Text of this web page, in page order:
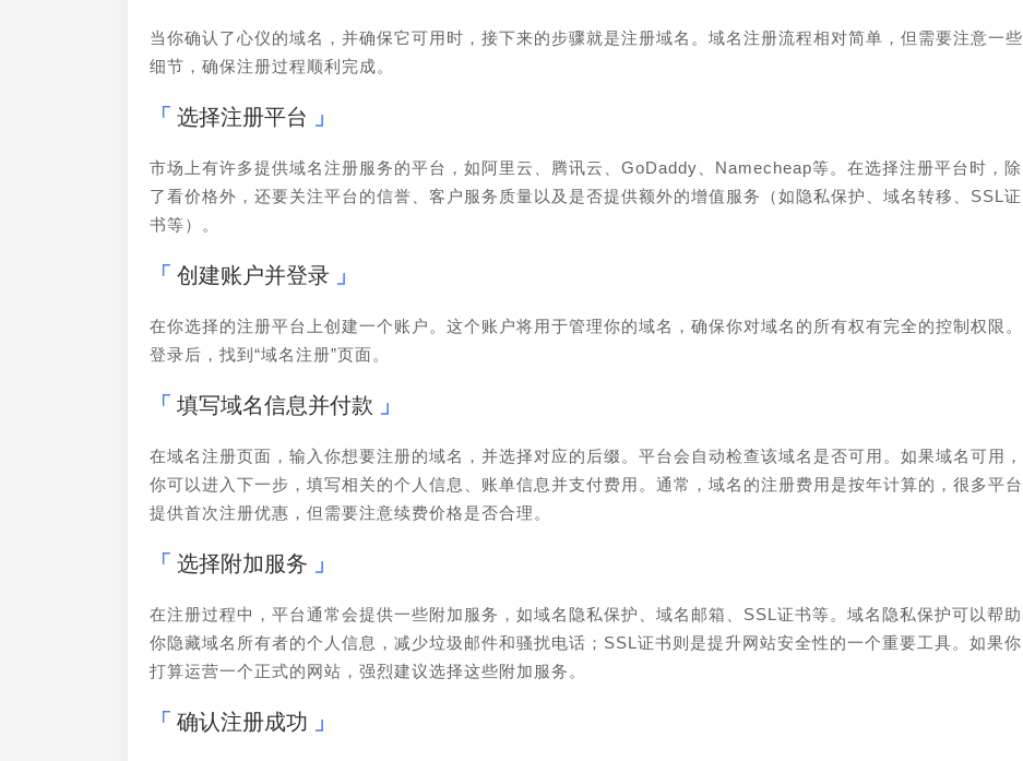
当你确认了心仪的域名，并确保它可用时，接下来的步骤就是注册域名。域名注册流程相对简单，但需要注意一些
细节，确保注册过程顺利完成。
选择注册平台
市场上有许多提供域名注册服务的平台，如阿里云、腾讯云、GoDaddy、Namecheap等。在选择注册平台时，除
了看价格外，还要关注平台的信誉、客户服务质量以及是否提供额外的增值服务（如隐私保护、域名转移、SSL证
书等）。
创建账户并登录
在你选择的注册平台上创建一个账户。这个账户将用于管理你的域名，确保你对域名的所有权有完全的控制权限。
登录后，找到“域名注册”页面。
填写域名信息并付款
在域名注册页面，输入你想要注册的域名，并选择对应的后缀。平台会自动检查该域名是否可用。如果域名可用，
你可以进入下一步，填写相关的个人信息、账单信息并支付费用。通常，域名的注册费用是按年计算的，很多平台
提供首次注册优惠，但需要注意续费价格是否合理。
选择附加服务
在注册过程中，平台通常会提供一些附加服务，如域名隐私保护、域名邮箱、SSL证书等。域名隐私保护可以帮助
你隐藏域名所有者的个人信息，减少垃圾邮件和骚扰电话；SSL证书则是提升网站安全性的一个重要工具。如果你
打算运营一个正式的网站，强烈建议选择这些附加服务。
确认注册成功